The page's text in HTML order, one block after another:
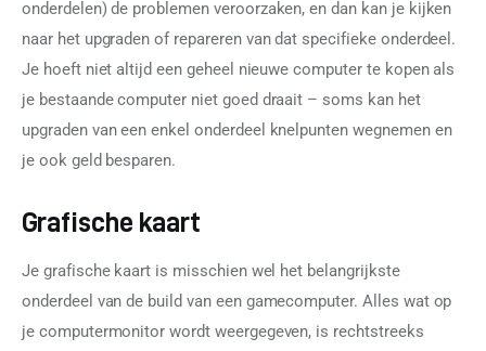
onderdelen) de problemen veroorzaken, en dan kan je kijken
naar het upgraden of repareren van dat specifieke onderdeel.
Je hoeft niet altijd een geheel nieuwe computer te kopen als
je bestaande computer niet goed draait – soms kan het
upgraden van een enkel onderdeel knelpunten wegnemen en
je ook geld besparen.
Grafische kaart
Je grafische kaart is misschien wel het belangrijkste
onderdeel van de build van een gamecomputer. Alles wat op
je computermonitor wordt weergegeven, is rechtstreeks